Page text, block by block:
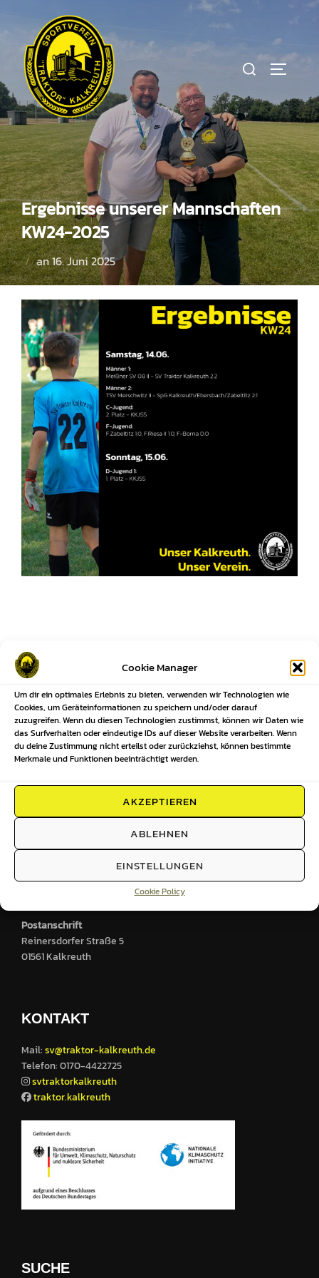
Cookie Manager
Um dir ein optimales Erlebnis zu bieten, verwenden wir Technologien wie
Cookies, um Geräteinformationen zu speichern und/oder darauf
zuzugreifen. Wenn du diesen Technologien zustimmst, können wir Daten wie
das Surfverhalten oder eindeutige IDs auf dieser Website verarbeiten. Wenn
du deine Zustimmung nicht erteilst oder zurückziehst, können bestimmte
Merkmale und Funktionen beeinträchtigt werden.
AKZEPTIEREN
ABLEHNEN
EINSTELLUNGEN
Cookie Policy
springen
Suchen
nach:
Ergebnisse unserer Mannschaften
KW24-2025
anVeröffentlicht
am
16. Juni 2025
Beitragsnavigation
Previous
Previous
Ansetzungen unserer Mannschaften
KW24-2025
HIER FINDEST DU UNS
Großenhainer Straße 2
Postanschrift
Reinersdorfer Straße 5
01561 Kalkreuth
KONTAKT
Mail:sv@traktor-kalkreuth.de
Telefon: 0170-4422725
svtraktorkalkreuth
traktor.kalkreuth
SUCHE